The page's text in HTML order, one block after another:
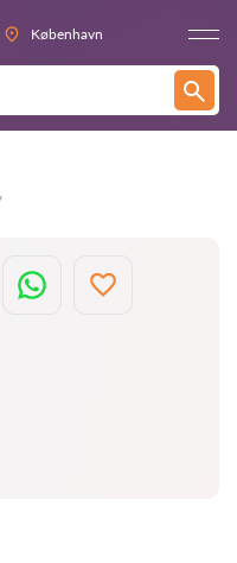
København